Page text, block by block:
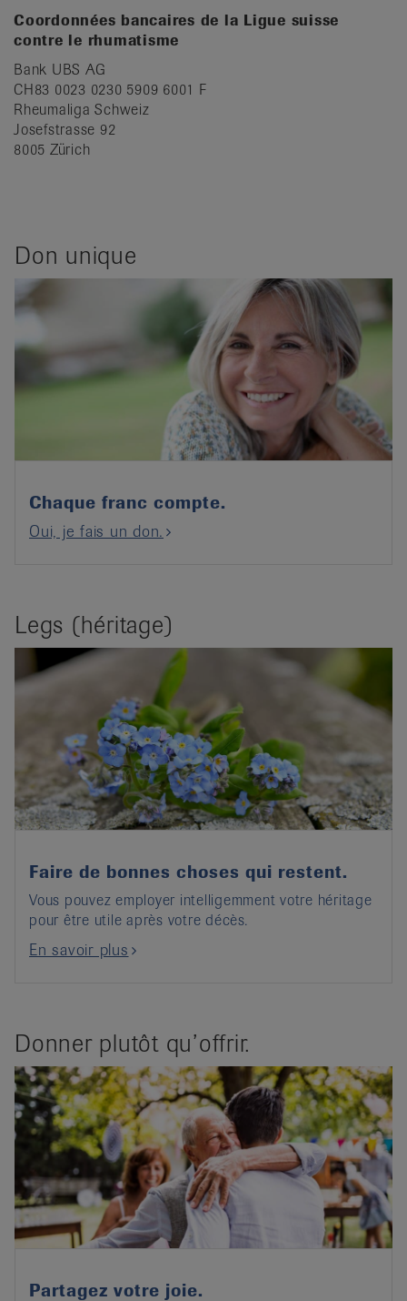
Coordonnées bancaires de la Ligue suisse
contre le rhumatisme
Bank UBS AG
CH83 0023 0230 5909 6001 F
Rheumaliga Schweiz
Josefstrasse 92
8005 Zürich
Don unique
Chaque franc compte.
Oui, je fais un don.
Legs (héritage)
Faire de bonnes choses qui restent.
Vous pouvez employer intelligemment votre héritage
pour être utile après votre décès.
En savoir plus
Donner plutôt qu’offrir.
Partagez votre joie.